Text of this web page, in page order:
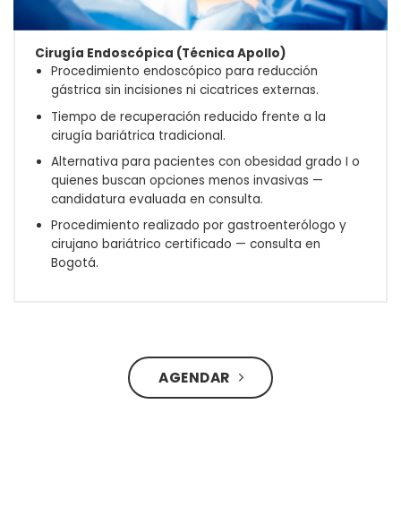
Cirugía Endoscópica (Técnica Apollo)
Procedimiento endoscópico para reducción
gástrica sin incisiones ni cicatrices externas.
Tiempo de recuperación reducido frente a la
cirugía bariátrica tradicional.
Alternativa para pacientes con obesidad grado I o
quienes buscan opciones menos invasivas —
candidatura evaluada en consulta.
Procedimiento realizado por gastroenterólogo y
cirujano bariátrico certificado — consulta en
Bogotá.
AGENDAR